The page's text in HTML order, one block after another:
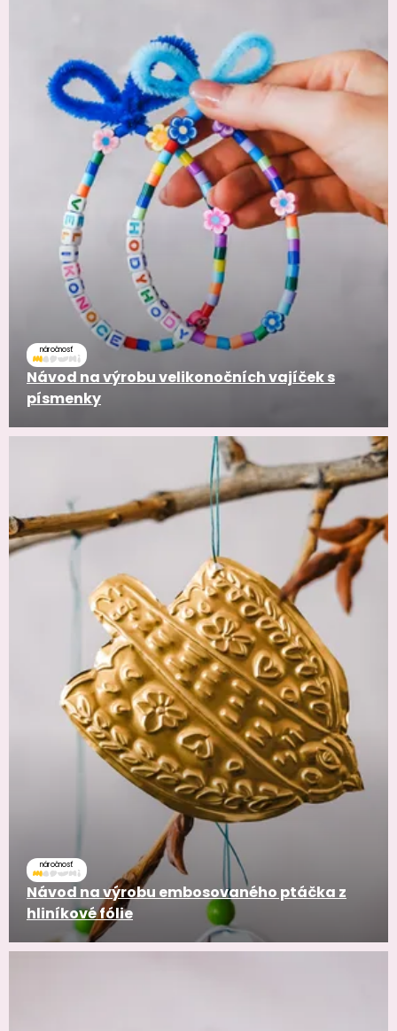
náročnosť
Návod na výrobu velikonočních vajíček s
písmenky
náročnosť
Návod na výrobu embosovaného ptáčka z
hliníkové fólie